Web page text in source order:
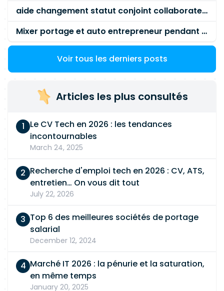
aide changement statut conjoint collaborateur
Mixer portage et auto entrepreneur pendant des années - quel risque ?
Voir tous les derniers posts
Articles les plus consultés
Le CV Tech en 2026 : les tendances
incontournables
March 24, 2025
Recherche d'emploi tech en 2026 : CV, ATS,
entretien… On vous dit tout
July 22, 2026
Top 6 des meilleures sociétés de portage
salarial
December 12, 2024
Marché IT 2026 : la pénurie et la saturation,
en même temps
January 20, 2025